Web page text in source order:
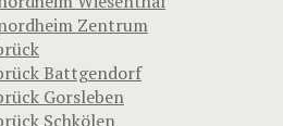
Zentrum
Battgendorf
Gorsleben
Schkölen